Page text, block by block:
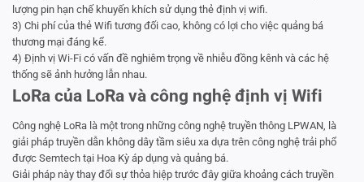
lượng pin hạn chế khuyến khích sử dụng thẻ định vị wifi.
3) Chi phí của thẻ Wifi tương đối cao, không có lợi cho việc quảng bá
thương mại đáng kể.
4) Định vị Wi-Fi có vấn đề nghiêm trọng về nhiễu đồng kênh và các hệ
thống sẽ ảnh hưởng lẫn nhau.
LoRa của LoRa và công nghệ định vị Wifi
Công nghệ LoRa là một trong những công nghệ truyền thông LPWAN, là
giải pháp truyền dẫn không dây tầm siêu xa dựa trên công nghệ trải phổ
được Semtech tại Hoa Kỳ áp dụng và quảng bá.
Giải pháp này thay đổi sự thỏa hiệp trước đây giữa khoảng cách truyền